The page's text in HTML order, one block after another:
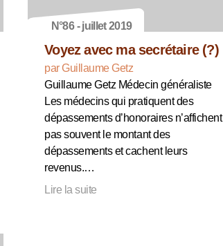
N°86 - juillet 2019
Voyez avec ma secrétaire (?)
par Guillaume Getz
Guillaume Getz Médecin généraliste
Les médecins qui pratiquent des
dépassements d’honoraires n’affichent
pas souvent le montant des
dépassements et cachent leurs
revenus.…
Lire la suite